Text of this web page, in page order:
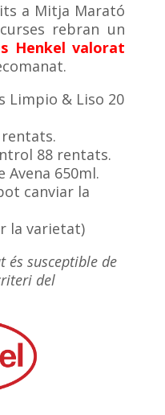
a Mitja Marató
rebran un
Henkel valorat
Limpio & Liso 20
rentats.
88 rentats.
Avena 650ml.
canviar la
la varietat)
és susceptible de
del